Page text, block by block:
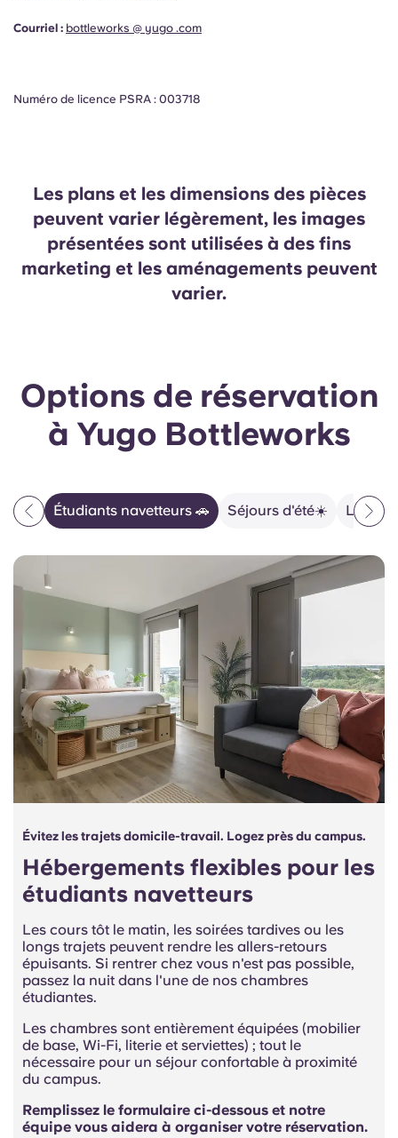
Courriel : bottleworks @ yugo .com
Numéro de licence PSRA : 003718
Les plans et les dimensions des pièces
peuvent varier légèrement, les images
présentées sont utilisées à des fins
marketing et les aménagements peuvent
varier.
Options de réservation
à Yugo Bottleworks
Étudiants navetteurs 🚗 Séjours d'été☀️ La vie
Évitez les trajets domicile-travail. Logez près du campus.
Hébergements flexibles pour les
étudiants navetteurs
Les cours tôt le matin, les soirées tardives ou les
longs trajets peuvent rendre les allers-retours
épuisants. Si rentrer chez vous n'est pas possible,
passez la nuit dans l'une de nos chambres
étudiantes.
Les chambres sont entièrement équipées (mobilier
de base, Wi-Fi, literie et serviettes) ; tout le
nécessaire pour un séjour confortable à proximité
du campus.
Remplissez le formulaire ci-dessous et notre
équipe vous aidera à organiser votre réservation.